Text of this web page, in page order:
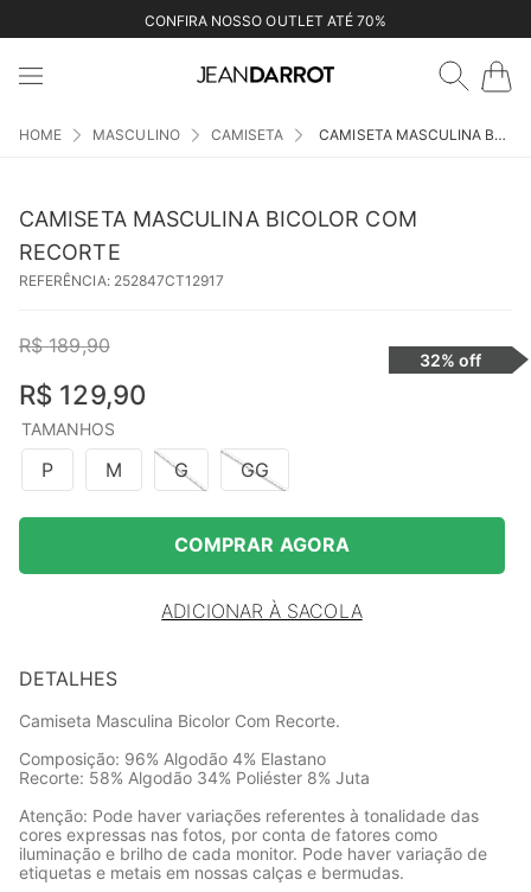
CONFIRA NOSSO OUTLET ATÉ 70%
MASCULINO CAMISETA CAMISETA MASCULINA BICOLOR COM RECORTE
CAMISETA MASCULINA BICOLOR COM
RECORTE
REFERÊNCIA: 252847CT12917
R$ 189,90
R$ 129,90
32% off
TAMANHOS
P M G GG
COMPRAR AGORA
ADICIONAR À SACOLA
DETALHES
Camiseta Masculina Bicolor Com Recorte.
Composição: 96% Algodão 4% Elastano
Recorte: 58% Algodão 34% Poliéster 8% Juta
Atenção: Pode haver variações referentes à tonalidade das
cores expressas nas fotos, por conta de fatores como
iluminação e brilho de cada monitor. Pode haver variação de
etiquetas e metais em nossas calças e bermudas.